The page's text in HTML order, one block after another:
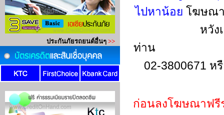
ไปหาน้อย โฆษณา
หวัง
ท่าน
02-3800671 ห
ก่อนลงโฆษณาฟ